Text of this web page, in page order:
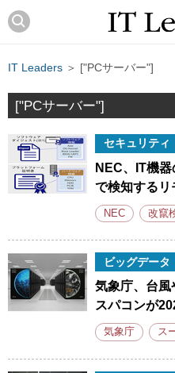
IT Leaders ＞ ["PCサーバー"]
["PCサーバー"]
セキュリティ
NEC、IT機
で検知するリ
NEC 改竄
ビッグデータ
気象庁、台風
スパコンが
気象庁 ス